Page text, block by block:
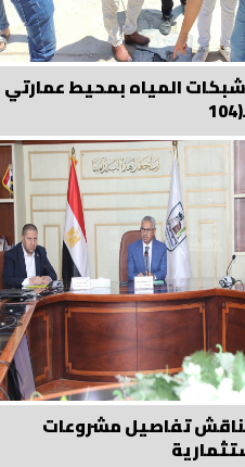
المياه بمحيط عمارتي
تفاصيل مشروعات